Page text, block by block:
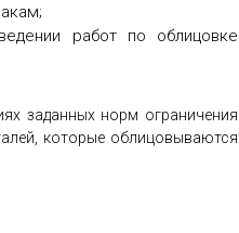
работ по облицовке
заданных норм ограничения
которые облицовываются